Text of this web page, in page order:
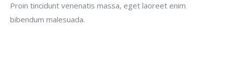
Proin tincidunt venenatis massa, eget laoreet enim
bibendum malesuada.